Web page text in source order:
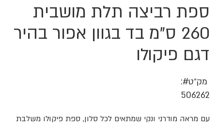
ספת רביצה תלת מושבית
260 ס"מ בד בגוון אפור בהיר
דגם פיקולו
מק״ט
506262
עם מראה מודרני ונקי שמתאים לכל סלון, ספת פיקולו משלבת
לדלג
להתחלה
גלריית